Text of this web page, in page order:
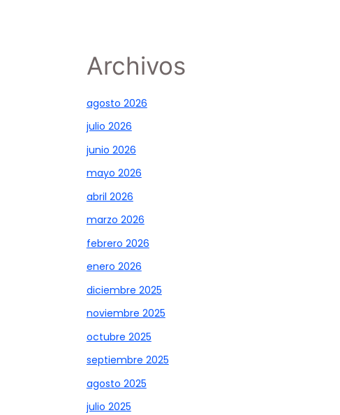
Archivos
agosto 2026
julio 2026
junio 2026
mayo 2026
abril 2026
marzo 2026
febrero 2026
enero 2026
diciembre 2025
noviembre 2025
octubre 2025
septiembre 2025
agosto 2025
julio 2025